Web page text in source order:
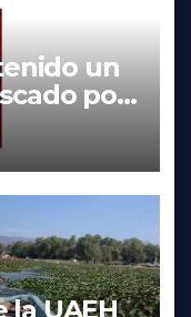
un
por
UAEH